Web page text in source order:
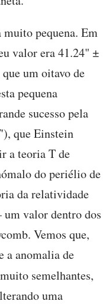
muito pequena. Em
valor era 41.24" ±
um oitavo de
pequena
sucesso pela
que Einstein
a teoria T de
do periélio de
da relatividade
valor dentro dos
Vemos que,
a anomalia de
muito semelhantes,
uma